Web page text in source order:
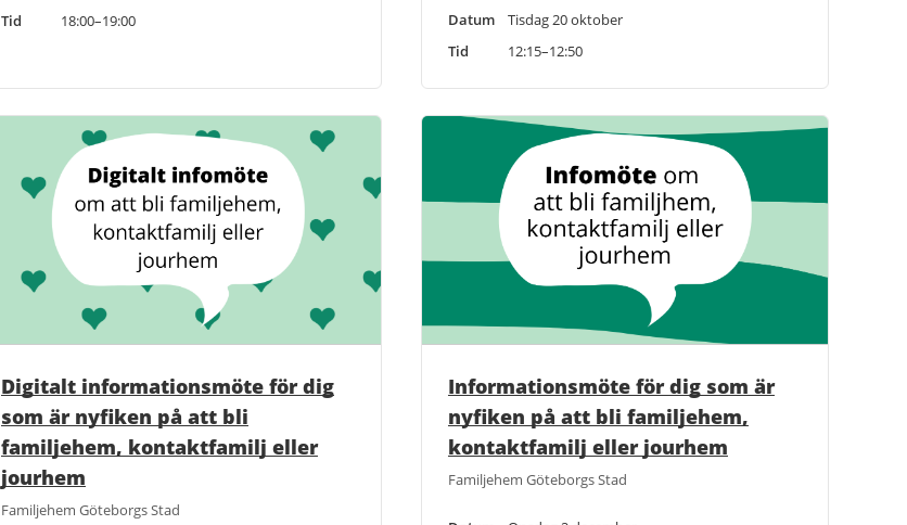
Tid
18:00–19:00 Datum
Tisdag 20 oktober
Tid
12:15–12:50
Digitalt informationsmöte för dig
som är nyfiken på att bli
familjehem, kontaktfamilj eller
jourhem
Familjehem Göteborgs Stad
Informationsmöte för dig som är
nyfiken på att bli familjehem,
kontaktfamilj eller jourhem
Familjehem Göteborgs Stad